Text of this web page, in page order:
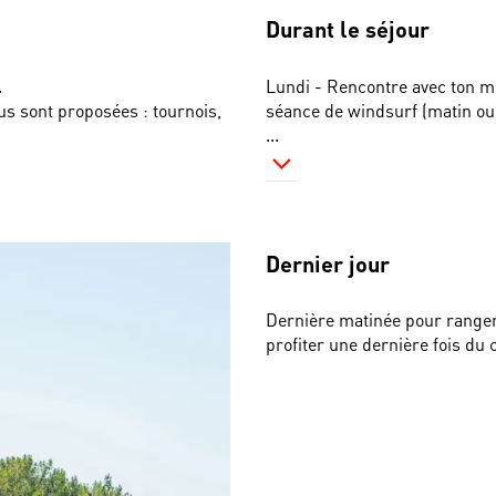
sont proposées : tournois,
Durant le séjour
Lundi - Rencontre avec ton
séance de windsurf (matin
...
Dernier jour
Dernière matinée pour
profiter une dernière fois du